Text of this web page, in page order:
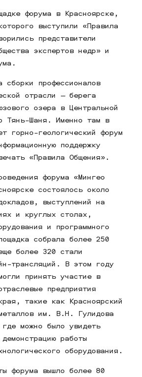
форума в Красноярске,
выступили «Правила
представители
экспертов недр» и
сборки профессионалов
отрасли — берега
озера в Центральной
Тянь-Шаня. Именно там в
горно-геологический форум
поддержку
«Правила Общения».
форума «Мингео
состоялось около
выступлений на
и круглых столах,
и программного
собрала более 250
более 320 стали
трансляций. В этом году
принять участие в
предприятия
такие как Красноярский
им. В.Н. Гулидова
можно было увидеть
работы
оборудования.
форума вышло более 80